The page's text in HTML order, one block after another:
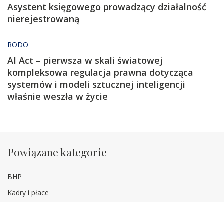
Asystent księgowego prowadzący działalność
nierejestrowaną
RODO
AI Act – pierwsza w skali światowej
kompleksowa regulacja prawna dotycząca
systemów i modeli sztucznej inteligencji
właśnie weszła w życie
Powiązane kategorie
BHP
Kadry i płace